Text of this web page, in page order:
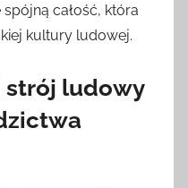
całość, która
kultury ludowej.
strój ludowy